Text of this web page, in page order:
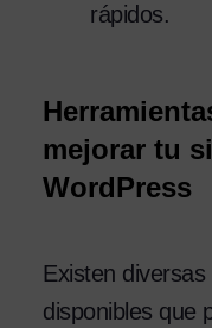
rápidos.
mejorar tu
WordPress
Existen
disponibles que